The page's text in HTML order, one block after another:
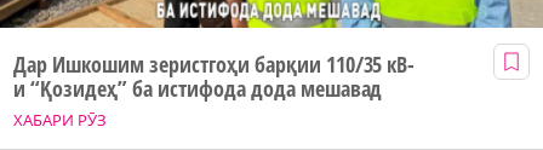
ХАБАРИ РӮЗ
Дар Ишкошим зеристгоҳи барқии 110/35 кВ-
и “Қозидеҳ” ба истифода дода мешавад